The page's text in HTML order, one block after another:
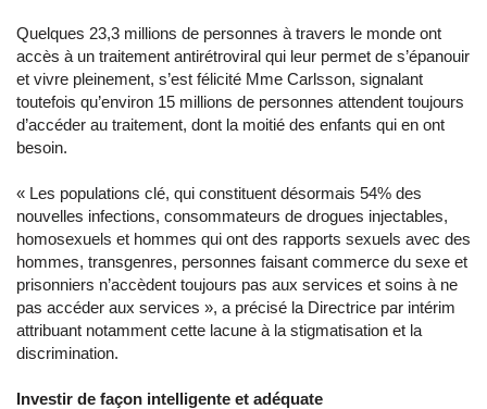
Quelques 23,3 millions de personnes à travers le monde ont
accès à un traitement antirétroviral qui leur permet de s’épanouir
et vivre pleinement, s’est félicité Mme Carlsson, signalant
toutefois qu’environ 15 millions de personnes attendent toujours
d’accéder au traitement, dont la moitié des enfants qui en ont
besoin.
« Les populations clé, qui constituent désormais 54% des
nouvelles infections, consommateurs de drogues injectables,
homosexuels et hommes qui ont des rapports sexuels avec des
hommes, transgenres, personnes faisant commerce du sexe et
prisonniers n’accèdent toujours pas aux services et soins à ne
pas accéder aux services », a précisé la Directrice par intérim
attribuant notamment cette lacune à la stigmatisation et la
discrimination.
Investir de façon intelligente et adéquate